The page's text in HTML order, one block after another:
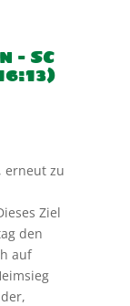
SC
erneut zu
Ziel
den
auf